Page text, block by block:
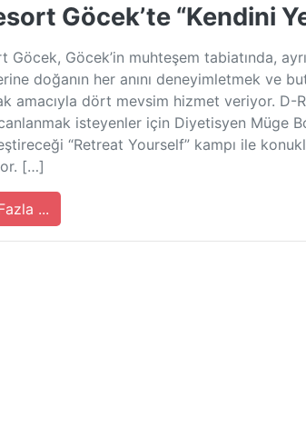
Göcek’te “Kendini
Göcek, Göcek’in muhteşem tabiatında,
doğanın her anını deneyimletmek ve
amacıyla dört mevsim hizmet veriyor. D-
isteyenler için Diyetisyen Müge
“Retreat Yourself” kampı ile
[…]
...